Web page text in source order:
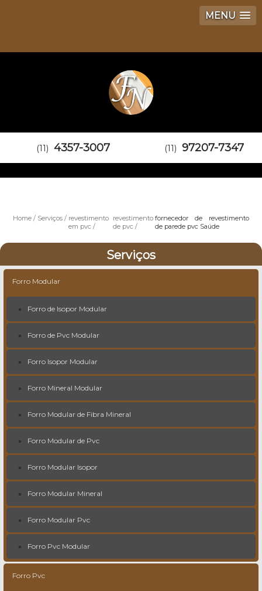
MENU
(11) 4357-3007 (11) 97207-7347
Home Serviços
revestimento
em pvc
revestimento
de pvc
fornecedor de revestimento
de parede pvc Saúde
Serviços
Forro Modular
Forro de Isopor Modular
Forro de Pvc Modular
Forro Isopor Modular
Forro Mineral Modular
Forro Modular de Fibra Mineral
Forro Modular de Pvc
Forro Modular Isopor
Forro Modular Mineral
Forro Modular Pvc
Forro Pvc Modular
Forro Pvc